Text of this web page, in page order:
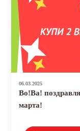
06.03.2025
Во!Ва!
марта!